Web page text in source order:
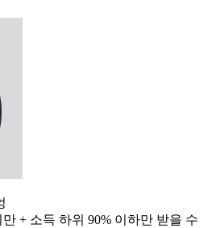
+ 소득 하위 90% 이하만 받을 수